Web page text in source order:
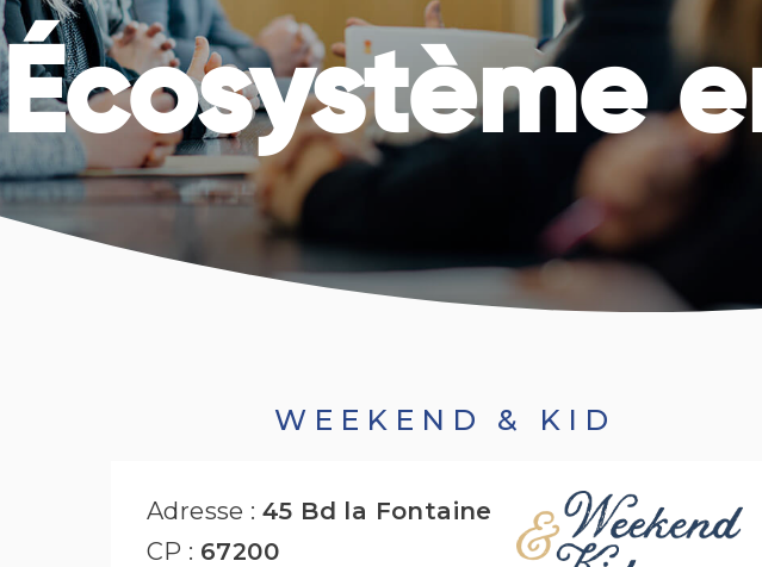
Écosystème
WEEKEND & KID
Adresse :45 Bd la Fontaine
CP : 67200